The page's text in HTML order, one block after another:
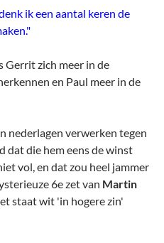
nederlagen verwerken tegen
die hem eens de winst
6e zet vanMartin
staat wit 'in hogere zin'